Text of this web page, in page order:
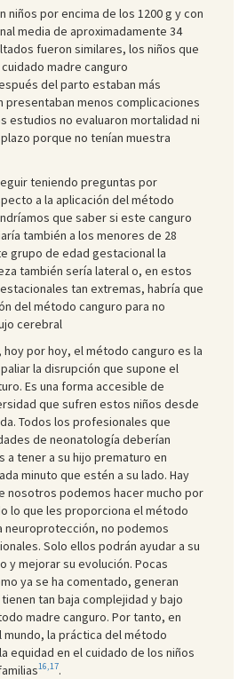
niños por encima de los 1200 g y con
media de aproximadamente 34
fueron similares, los niños que
madre canguro
del parto estaban más
presentaban menos complicaciones
estudios no evaluaron mortalidad ni
porque no tenían muestra
teniendo preguntas por
a la aplicación del método
que saber si este canguro
también a los menores de 28
grupo de edad gestacional la
también sería lateral o, en estos
tan extremas, habría que
del método canguro para no
cerebral
hoy por hoy, el método canguro es la
la disrupción que supone el
Es una forma accesible de
que sufren estos niños desde
Todos los profesionales que
de neonatología deberían
a tener a su hijo prematuro en
minuto que estén a su lado. Hay
nosotros podemos hacer mucho por
lo que les proporciona el método
neuroprotección, no podemos
Solo ellos podrán ayudar a su
y mejorar su evolución. Pocas
ya se ha comentado, generan
tan baja complejidad y bajo
madre canguro. Por tanto, en
la práctica del método
equidad en el cuidado de los niños
16,17.